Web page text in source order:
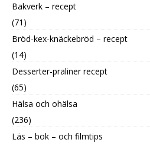
Bakverk – recept
(71)
Bröd-kex-knäckebröd – recept
(14)
Desserter-praliner recept
(65)
Hälsa och ohälsa
(236)
Läs – bok – och filmtips